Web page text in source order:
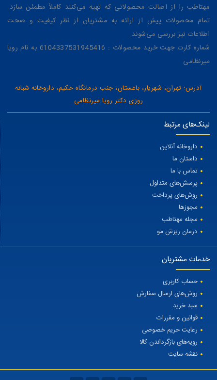
مهتاطب را از اصالت محصولاتی که تهیه می‌کنند کاملاً مطمئن سازد.
تمام محصولات پیش از ارائه به مشتریان از نظر کیفیت و صحت
اطلاعات نیز بررسی می‌شوند.
شماره کارت جهت خرید محصولات : 6104337531945416 به نام رویا
میرنظامی
آدرس: تهران، شهریار، باغستان، جنب درمانگاه حکیم، داروخانه شبانه
روزی دکتر رویا میرنظامی
لینک‌های مرتبط
داروخانه آنلاین
داستان ما
تماس با ما
پرسش‌های متداول
روش‌های پرداخت
مجوزها
مجله مهتاطب
درمان ریزش مو
خدمات مشتریان
حساب کاربری
روش‌های ارسال سفارش
سبد خرید
قوانین و مقررات
رعایت حریم خصوصی
رویه‌های بازگرداندن کالا
نقشه سایت